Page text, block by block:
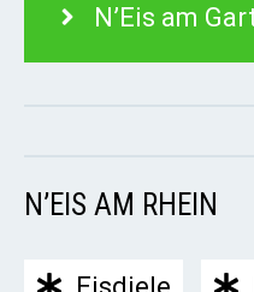
N’Eis am
N’EIS AM RHEIN